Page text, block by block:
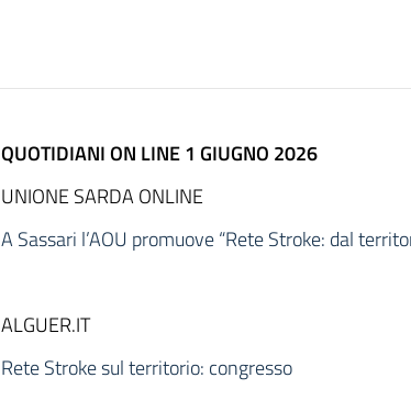
QUOTIDIANI ON LINE 1 GIUGNO 2026
UNIONE SARDA ONLINE
A Sassari l’AOU promuove “Rete Stroke: dal
ALGUER.IT
Rete Stroke sul territorio: congresso